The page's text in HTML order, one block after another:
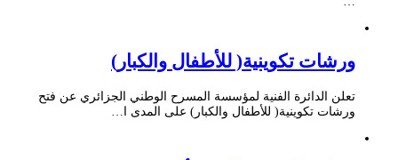
ورشات تكوينية( للأطفال والكبار)
تعلن الدائرة الفنية لمؤسسة المسرح الوطني الجزائري عن فتح
ورشات تكوينية( للأطفال والكبار) على المدى ا…